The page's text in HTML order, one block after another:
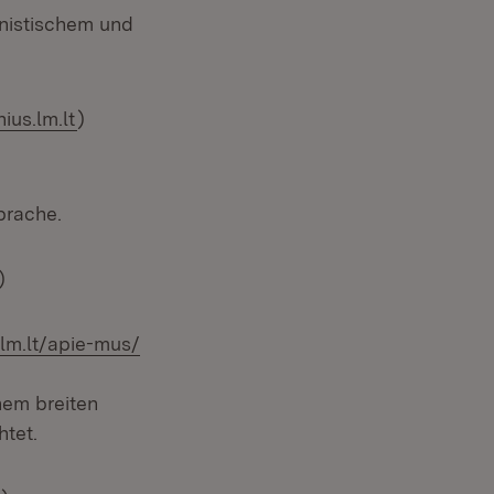
und
)
in neuem Fenster)
)
apie-mus/
breiten